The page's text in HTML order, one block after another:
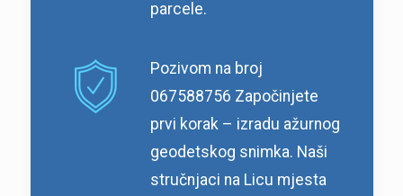
parcele.
Pozivom na broj
067588756 Započinjete
prvi korak – izradu ažurnog
geodetskog snimka. Naši
stručnjaci na Licu mjesta